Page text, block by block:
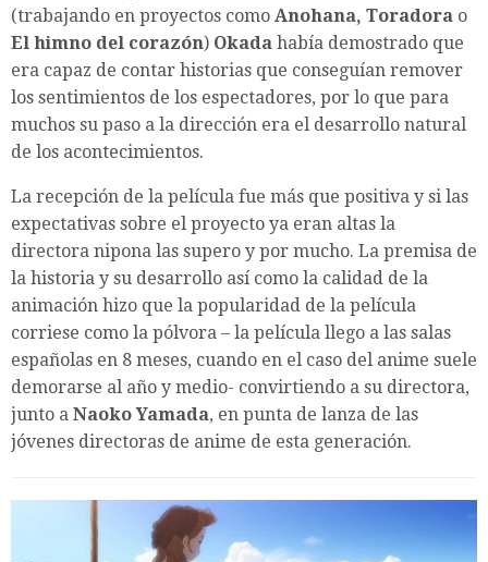
(trabajando en proyectos como Anohana, Toradora o
El himno del corazón) Okada había demostrado que
era capaz de contar historias que conseguían remover
los sentimientos de los espectadores, por lo que para
muchos su paso a la dirección era el desarrollo natural
de los acontecimientos.
La recepción de la película fue más que positiva y si las
expectativas sobre el proyecto ya eran altas la
directora nipona las supero y por mucho. La premisa de
la historia y su desarrollo así como la calidad de la
animación hizo que la popularidad de la película
corriese como la pólvora – la película llego a las salas
españolas en 8 meses, cuando en el caso del anime suele
demorarse al año y medio- convirtiendo a su directora,
junto a Naoko Yamada, en punta de lanza de las
jóvenes directoras de anime de esta generación.